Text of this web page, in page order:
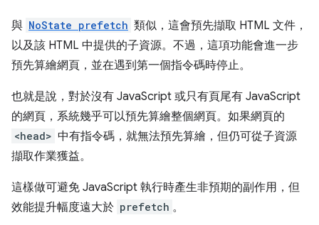
與 NoState prefetch 類似，這會預先擷取 HTML 文件，
以及該 HTML 中提供的子資源。不過，這項功能會進一步
預先算繪網頁，並在遇到第一個指令碼時停止。
也就是說，對於沒有 JavaScript 或只有頁尾有 JavaScript
的網頁，系統幾乎可以預先算繪整個網頁。如果網頁的
<head> 中有指令碼，就無法預先算繪，但仍可從子資源
擷取作業獲益。
這樣做可避免 JavaScript 執行時產生非預期的副作用，但
效能提升幅度遠大於 prefetch 。